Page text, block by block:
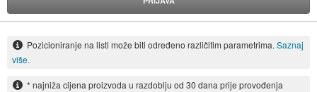
Pozicioniranje na listi može biti određeno različitim parametrima. Saznaj
više.
* najniža cijena proizvoda u razdoblju od 30 dana prije provođenja